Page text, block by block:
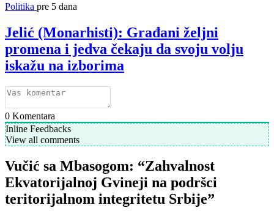
Politika pre 5 dana
Jelić (Monarhisti): Građani željni
promena i jedva čekaju da svoju volju
iskažu na izborima
0 Komentara
Inline Feedbacks
View all comments
Vučić sa Mbasogom: “Zahvalnost
Ekvatorijalnoj Gvineji na podršci
teritorijalnom integritetu Srbije”